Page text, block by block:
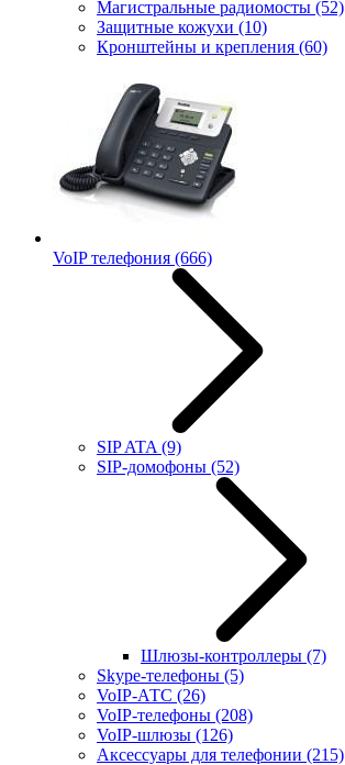
Магистральные радиомосты (52)
Защитные кожухи (10)
Кронштейны и крепления (60)
VoIP телефония (666)
SIP ATA (9)
SIP-домофоны (52)
Шлюзы-контроллеры (7)
Skype-телефоны (5)
VoIP-АТС (26)
VoIP-телефоны (208)
VoIP-шлюзы (126)
Аксессуары для телефонии (215)